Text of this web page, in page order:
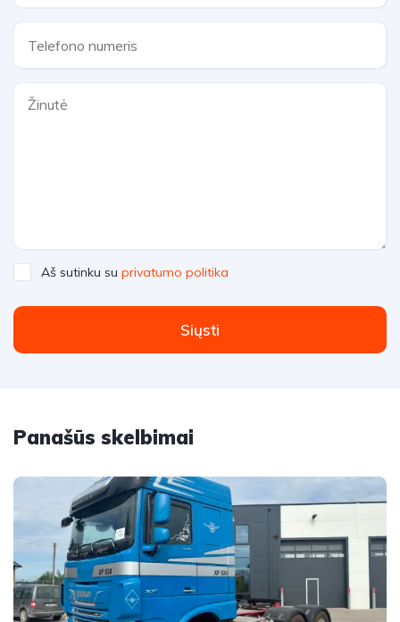
Aš sutinku su privatumo politika
Siųsti
Panašūs skelbimai